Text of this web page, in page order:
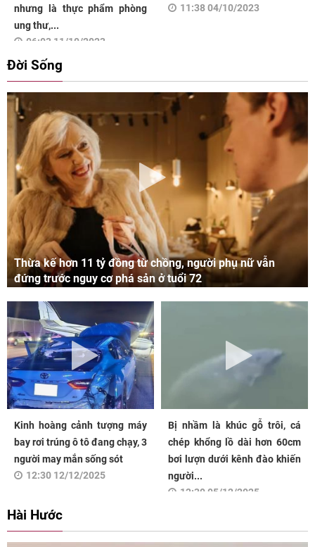
nhưng là thực phẩm phòng
ung thư,...
06:03 11/10/2023
11:38 04/10/2023
Đời Sống
Thừa kế hơn 11 tỷ đồng từ chồng, người phụ nữ vẫn
đứng trước nguy cơ phá sản ở tuổi 72
Kinh hoàng cảnh tượng máy
bay rơi trúng ô tô đang chạy, 3
người may mắn sống sót
12:30 12/12/2025
Bị nhầm là khúc gỗ trôi, cá
chép khổng lồ dài hơn 60cm
bơi lượn dưới kênh đào khiến
người...
12:30 05/12/2025
Hài Hước